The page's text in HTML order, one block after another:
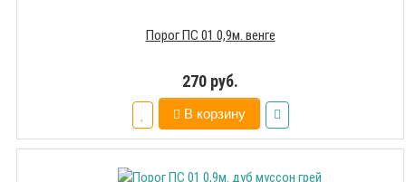
Порог ПС 01 0,9м. венге
270 руб.
В корзину